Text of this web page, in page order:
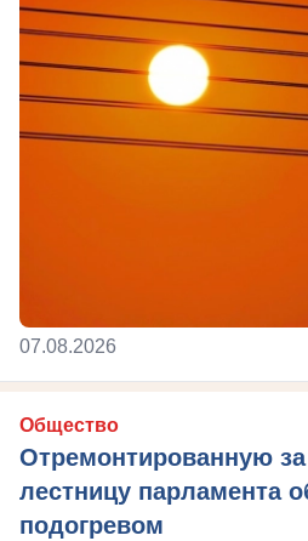
07.08.2026
Общество
Отремонтированную
лестницу парламента
подогревом